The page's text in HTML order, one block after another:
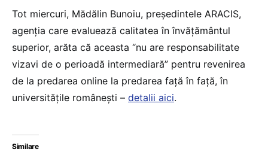
Tot miercuri, Mădălin Bunoiu, președintele ARACIS,
agenția care evaluează calitatea în învățământul
superior, arăta că aceasta “nu are responsabilitate
vizavi de o perioadă intermediară” pentru revenirea
de la predarea online la predarea față în față, în
universitățile românești – detalii aici.
Similare